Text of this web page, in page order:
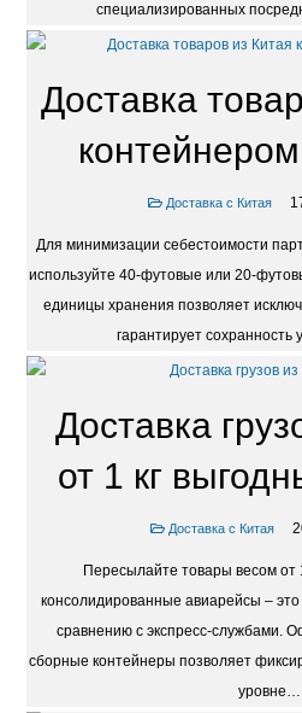
специализированных
Доставка
Доставка с Китая
Для минимизации себестоимости
используйте 40-футовые или 20-
единицы хранения позволяет
гарантирует сохранность
Доставка
от 1 кг
Доставка с Китая
Пересылайте товары весом от
консолидированные авиарейсы –
сравнению с экспресс-службами.
сборные контейнеры позволяет
уровне…